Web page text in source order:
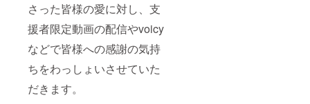
さった皆様の愛に対し、支
援者限定動画の配信やvoicy
などで皆様への感謝の気持
ちをわっしょいさせていた
だきます。